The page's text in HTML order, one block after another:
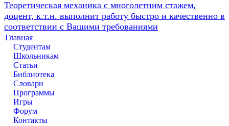
Теоретическая механика с многолетним стажем,
доцент, к.т.н. выполнит работу быстро и качественно в
соответствии с Вашими требованиями
Главная
Студентам
Школьникам
Статьи
Библиотека
Словари
Программы
Игры
Форум
Контакты